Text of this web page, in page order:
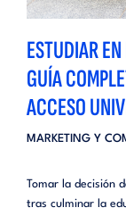
ESTUDIAR
GUÍA
ACCESO
MARKETING Y
Tomar la decisión
tras culminar la